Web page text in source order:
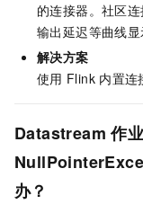
的连接器。社区
输出延迟等曲线显
解决方案
使用 Flink 内置连
Datastream 作业
办？